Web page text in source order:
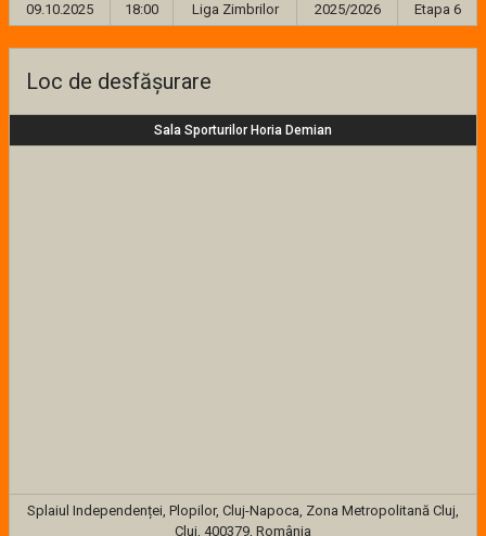
09.10.2025 18:00 Liga Zimbrilor 2025/2026 Etapa 6
Loc de desfășurare
Sala Sporturilor Horia Demian
Splaiul Independenței, Plopilor, Cluj-Napoca, Zona Metropolitană Cluj,
Cluj, 400379, România